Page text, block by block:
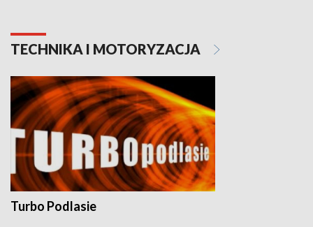
TECHNIKA I MOTORYZACJA
Turbo Podlasie